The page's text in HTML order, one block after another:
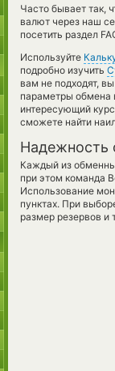
Часто бывает так,
валют через наш
посетить раздел
Используйте
подробно изучить
вам не подходят,
параметры обмена
интересующий
сможете найти
Надежность
Каждый из
при этом команда
Использование
пунктах. При
размер резервов и